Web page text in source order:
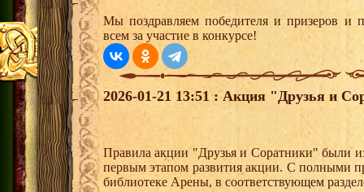
Мы поздравляем победителя и призеров и
всем за участие в конкурсе!
2026-01-21 13:51 : Акция "Друзья и
Правила акции "Друзья и Соратники" были
первым этапом развития акции. С полными
библиотеке Арены, в соответствующем